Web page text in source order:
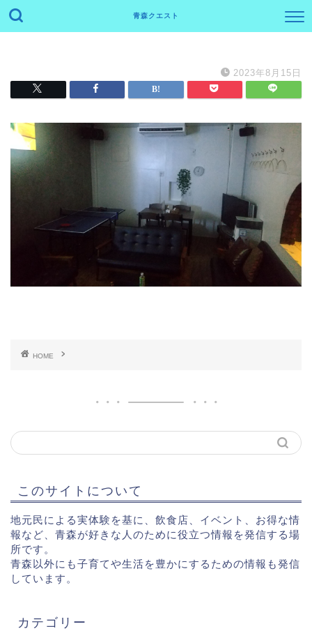
青森クエスト
2023年8月15日
HOME
このサイトについて
地元民による実体験を基に、飲食店、イベント、お得な情
報など、青森が好きな人のために役立つ情報を発信する場
所です。
青森以外にも子育てや生活を豊かにするための情報も発信
しています。
カテゴリー